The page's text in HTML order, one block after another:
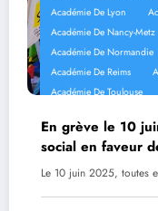
Académie De Lyon
Académie De Nancy-Metz
Académie De Normandie
Académie De Reims
Académie De Toulouse
En grève le 10
social en faveur
Le 10 juin 2025, toutes